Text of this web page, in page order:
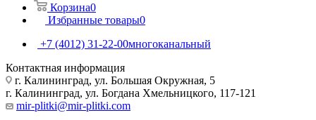
Корзина0
Избранные товары0
+7 (4012) 31-22-00многоканальный
Контактная информация
г. Калининград, ул. Большая Окружная, 5
г. Калининград, ул. Богдана Хмельницкого, 117-121
mir-plitki@mir-plitki.com